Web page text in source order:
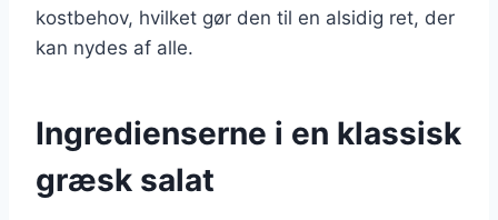
kostbehov, hvilket gør den til en alsidig ret, der
kan nydes af alle.
Ingredienserne i en klassisk
græsk salat